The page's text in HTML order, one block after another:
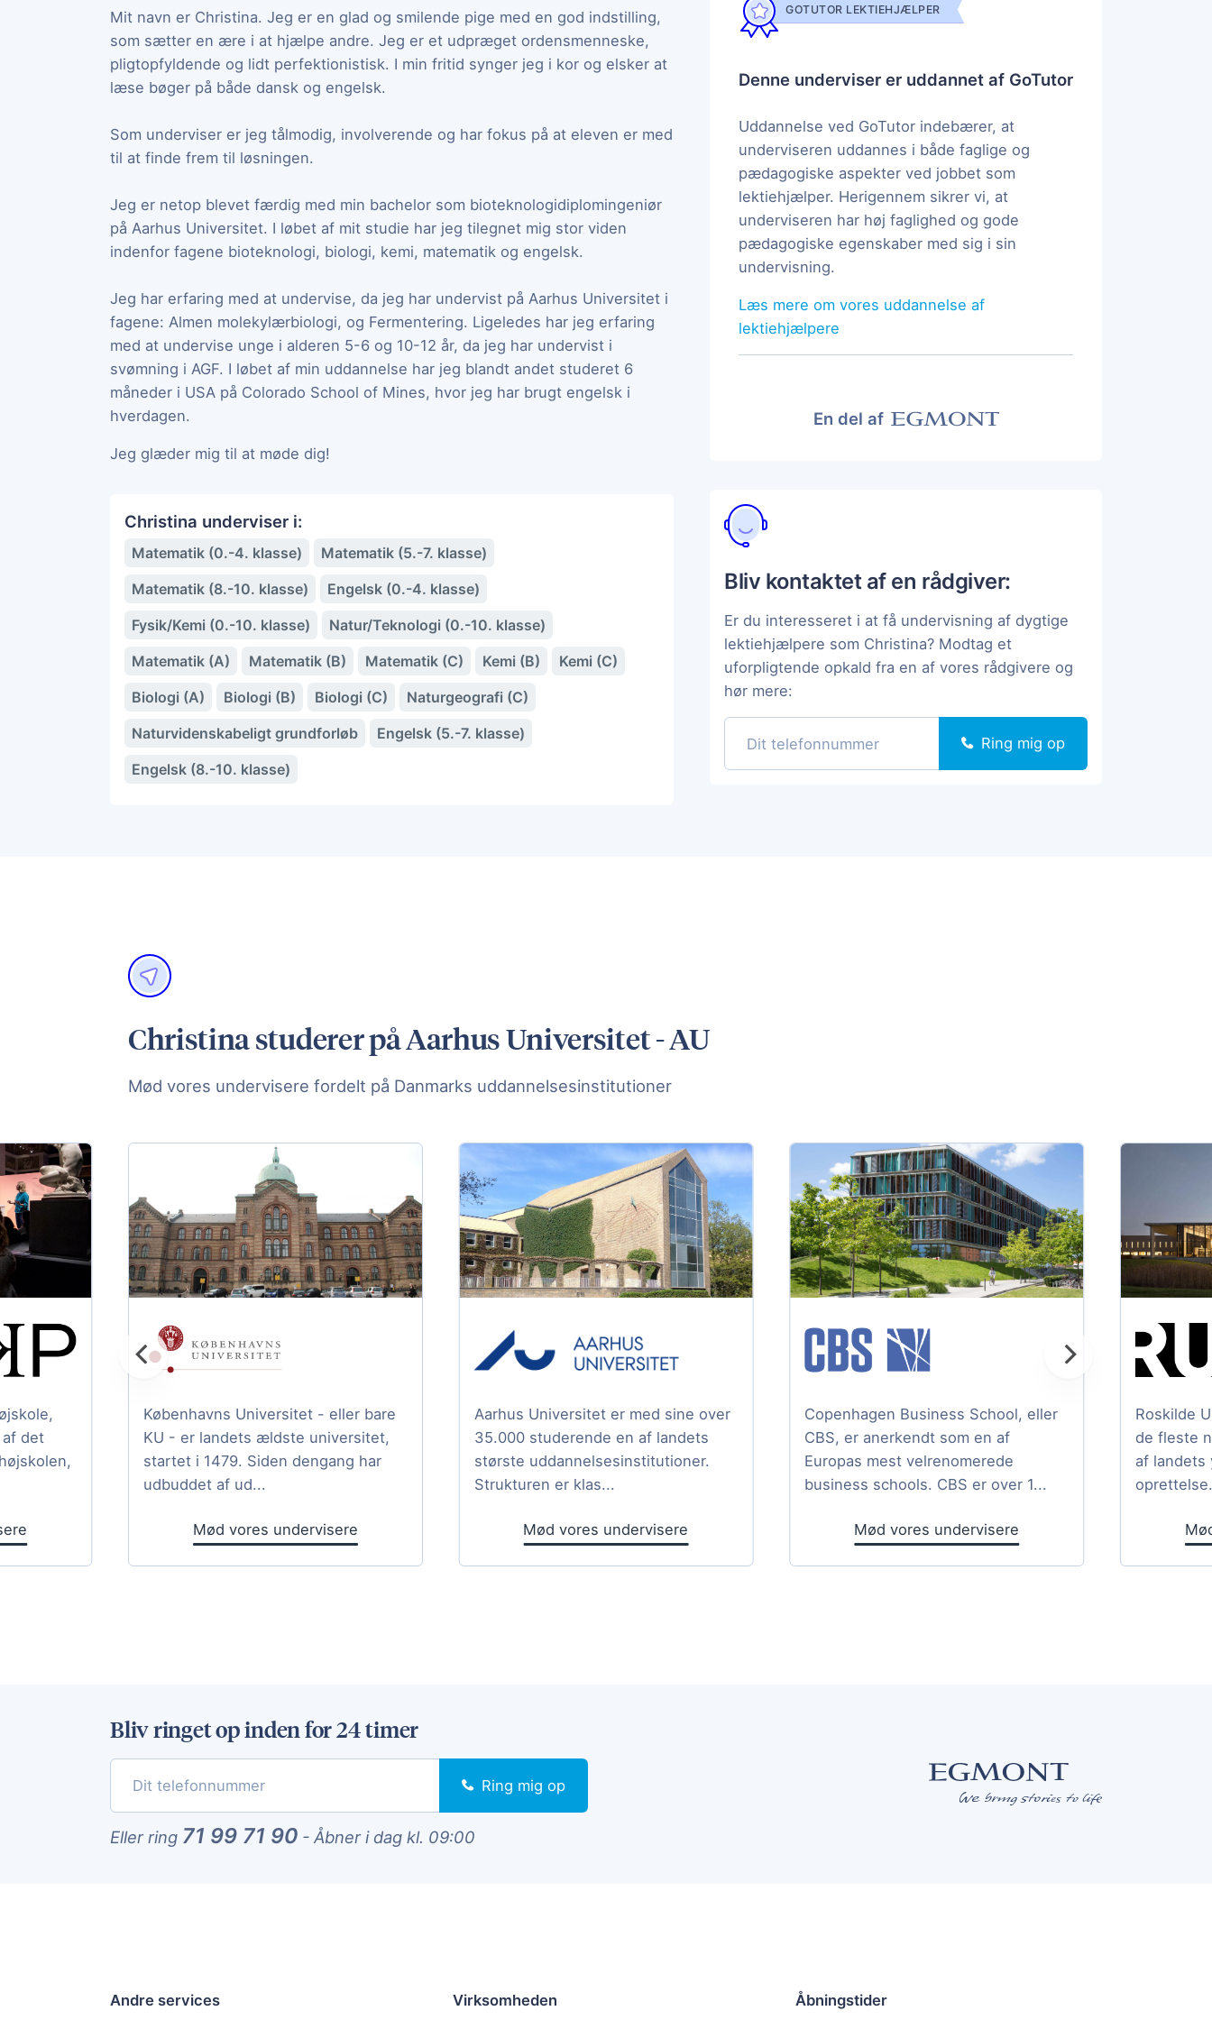
Mit navn er Christina. Jeg er en glad og smilende pige med en god indstilling,
som sætter en ære i at hjælpe andre. Jeg er et udpræget ordensmenneske,
pligtopfyldende og lidt perfektionistisk. I min fritid synger jeg i kor og elsker at
læse bøger på både dansk og engelsk.
Som underviser er jeg tålmodig, involverende og har fokus på at eleven er med
til at finde frem til løsningen.
Jeg er netop blevet færdig med min bachelor som bioteknologidiplomingeniør
på Aarhus Universitet. I løbet af mit studie har jeg tilegnet mig stor viden
indenfor fagene bioteknologi, biologi, kemi, matematik og engelsk.
Jeg har erfaring med at undervise, da jeg har undervist på Aarhus Universitet i
fagene: Almen molekylærbiologi, og Fermentering. Ligeledes har jeg erfaring
med at undervise unge i alderen 5-6 og 10-12 år, da jeg har undervist i
svømning i AGF. I løbet af min uddannelse har jeg blandt andet studeret 6
måneder i USA på Colorado School of Mines, hvor jeg har brugt engelsk i
hverdagen.
Jeg glæder mig til at møde dig!
Christina underviser i:
Matematik (0.-4. klasse)
Matematik (5.-7. klasse)
Matematik (8.-10. klasse)
Engelsk (0.-4. klasse)
Fysik/Kemi (0.-10. klasse)
Natur/Teknologi (0.-10. klasse)
Matematik (A)
Matematik (B) Matematik (C) Kemi (B)
Kemi (C)
Biologi (A)
Biologi (B) Biologi (C)
Naturgeografi (C)
Naturvidenskabeligt grundforløb
Engelsk (5.-7. klasse)
Engelsk (8.-10. klasse)
GOTUTOR LEKTIEHJÆLPER
Denne underviser er uddannet af GoTutor
Uddannelse ved GoTutor indebærer, at
underviseren uddannes i både faglige og
pædagogiske aspekter ved jobbet som
lektiehjælper. Herigennem sikrer vi, at
underviseren har høj faglighed og gode
pædagogiske egenskaber med sig i sin
undervisning.
Læs mere om vores uddannelse af
lektiehjælpere
En del af
Bliv kontaktet af en rådgiver:
Er du interesseret i at få undervisning af dygtige
lektiehjælpere som Christina? Modtag et
uforpligtende opkald fra en af vores rådgivere og
hør mere:
Ring mig op
Christina studerer på Aarhus Universitet - AU
Mød vores undervisere fordelt på Danmarks uddannelsesinstitutioner
Aarhus Universitet er med sine over
35.000 studerende en af landets
største uddannelsesinstitutioner.
Strukturen er klas...
Mød vores undervisere
Copenhagen Business School, eller
CBS, er anerkendt som en af
Europas mest velrenomerede
business schools. CBS er over 1...
Mød vores undervisere
Roskilde
de fleste
af landets
det
Københavns Universitet - eller bare
KU - er landets ældste universitet,
startet i 1479. Siden dengang har
udbuddet af ud...
Mød vores undervisere
Bliv ringet op inden for 24 timer
Ring mig op
Eller ring 71 99 71 90 - Åbner i dag kl. 09:00
Andre services Virksomheden Åbningstider